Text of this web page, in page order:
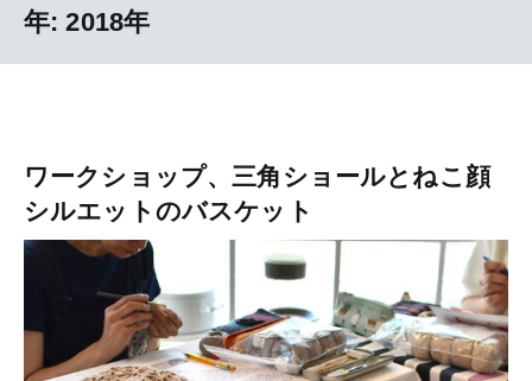
年:2018年
ワークショップ、三角ショールとねこ顔
シルエットのバスケット